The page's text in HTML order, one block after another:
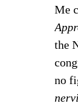
Me
the
no